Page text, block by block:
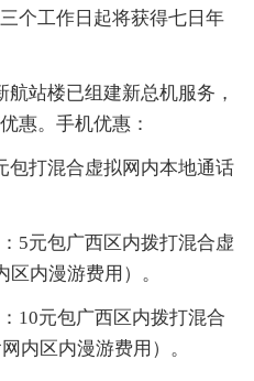
个工作日起将获得七日年
站楼已组建新总机服务，
惠。手机优惠：
打混合虚拟网内本地通话
5元包广西区内拨打混合虚
内漫游费用）。
10元包广西区内拨打混合
内区内漫游费用）。